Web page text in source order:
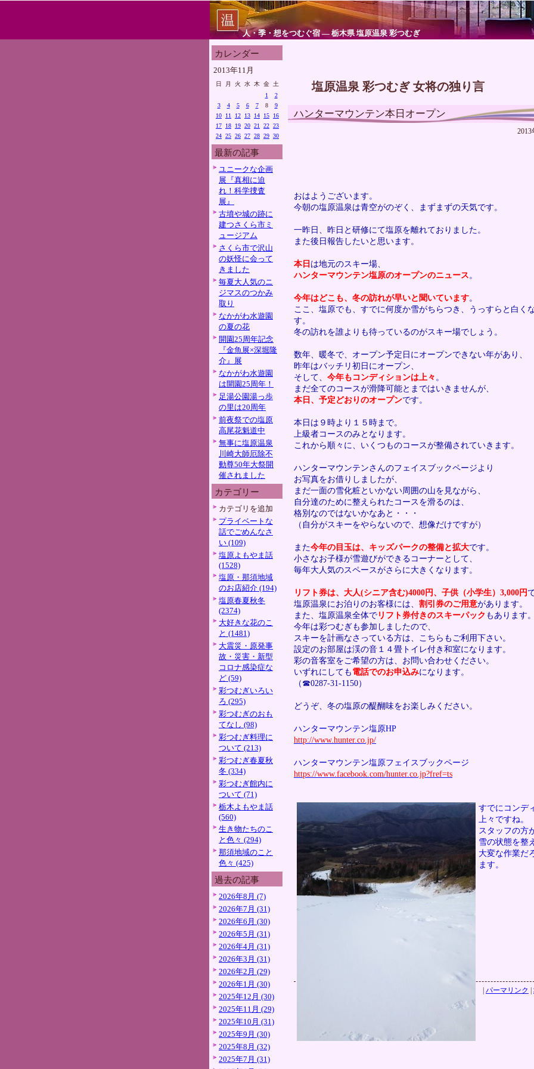
人・季・想をつむぐ宿 ― 栃木県 塩原温泉 彩つむぎ
カレンダー
2013年11月
日 月 火 水 木 金
土
1
2
3
4 5 6 7 8
9
10
11 12 13 14 15
16
17
18 19 20 21 22 23
24 25 26 27 28 29 30
最新の記事
ユニークな企画
展『真相に迫
れ！科学捜査
展』
古墳や城の跡に
建つさくら市ミ
ュージアム
さくら市で沢山
の妖怪に会って
きました
毎夏大人気のニ
ジマスのつかみ
取り
なかがわ水遊園
の夏の花
開園25周年記念
『金魚展×深堀隆
介』展
なかがわ水遊園
は開園25周年！
足湯公園湯っ歩
の里は20周年
前夜祭での塩原
高尾花魁道中
無事に塩原温泉
川崎大師厄除不
動尊50年大祭開
催されました
カテゴリー
カテゴリを追加
プライベートな
話でごめんなさ
い (109)
塩原よもやま話
(1528)
塩原・那須地域
のお店紹介 (194)
塩原春夏秋冬
(2374)
大好きな花のこ
と (1481)
大震災・原発事
故・災害・新型
コロナ感染症な
ど (59)
彩つむぎいろい
ろ (295)
彩つむぎのおも
てなし (98)
彩つむぎ料理に
ついて (213)
彩つむぎ春夏秋
冬 (334)
彩つむぎ館内に
ついて (71)
栃木よもやま話
(560)
生き物たちのこ
と色々 (294)
那須地域のこと
色々 (425)
過去の記事
2026年8月 (7)
2026年7月 (31)
2026年6月 (30)
2026年5月 (31)
2026年4月 (31)
2026年3月 (31)
2026年2月 (29)
2026年1月 (30)
2025年12月 (30)
2025年11月 (29)
2025年10月 (31)
2025年9月 (30)
2025年8月 (32)
2025年7月 (31)
塩原温泉 彩つむぎ 女将の独り言
ハンターマウンテン本日オープン
2013
おはようございます。
今朝の塩原温泉は青空がのぞく、まずまずの天気です。
一昨日、昨日と研修にて塩原を離れておりました。
また後日報告したいと思います。
本日 は地元のスキー場、
ハンターマウンテン塩原のオープンのニュース。
今年はどこも、冬の訪れが早いと聞いています。
ここ、塩原でも、すでに何度か雪がちらつき、うっすらと白く
す。
冬の訪れを誰よりも待っているのがスキー場でしょう。
数年、暖冬で、オープン予定日にオープンできない年があり、
昨年はバッチリ初日にオープン、
そして、 今年もコンディションは上々 。
まだ全てのコースが滑降可能とまではいきませんが、
本日、予定どおりのオープンです。
本日は９時より１５時まで。
上級者コースのみとなります。
これから順々に、いくつものコースが整備されていきます。
ハンターマウンテンさんのフェイスブックページより
お写真をお借りしましたが、
まだ一面の雪化粧といかない周囲の山を見ながら、
自分達のために整えられたコースを滑るのは、
格別なのではないかなあと・・・
（自分がスキーをやらないので、想像だけですが）
また今年の目玉は、キッズパークの整備と拡大です。
小さなお子様が雪遊びができるコーナーとして、
毎年大人気のスペースがさらに大きくなります。
リフト券は、大人(シニア含む)4000円、子供（小学生）3,000円
塩原温泉にお泊りのお客様には、 割引券のご用意があります。
また、塩原温泉全体で リフト券付きのスキーパック もあります。
今年は彩つむぎも参加しましたので、
スキーを計画なさっている方は、こちらもご利用下さい。
設定のお部屋は渓の音１４畳トイレ付き和室になります。
彩の音客室をご希望の方は、お問い合わせください。
いずれにしても 電話でのお申込みになります。
（☎0287-31-1150）
どうぞ、冬の塩原の醍醐味をお楽しみください。
ハンターマウンテン塩原HP
http://www.hunter.co.jp/
ハンターマウンテン塩原フェイスブックページ
https://www.facebook.com/hunter.co.jp?fref=ts
すでにコンデ
上々ですね。
スタッフの方
雪の状態を整
大変な作業だ
ます。
パーマリンク